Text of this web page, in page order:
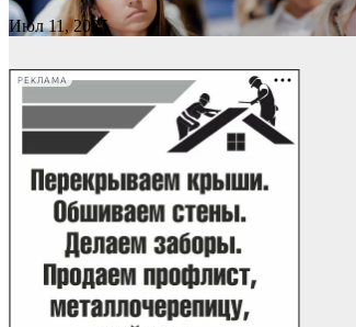
Июл 11, 2025
РЕКЛАМА